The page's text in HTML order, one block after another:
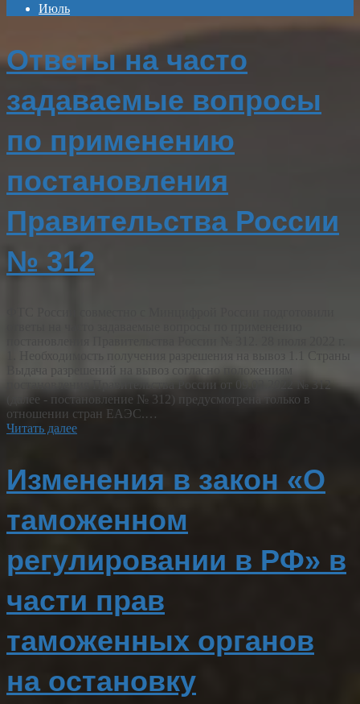
Июль
Ответы на часто
задаваемые вопросы
по применению
постановления
Правительства России
№ 312
Выдача разрешений на вывоз согласно положениям
постановления Правительства России от 09.03.2022 № 312
(далее - постановление № 312) предусмотрена только в
отношении стран ЕАЭС.…
Читать далее
Изменения в закон «О
таможенном
регулировании в РФ» в
части прав
таможенных органов
на остановку